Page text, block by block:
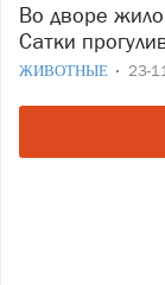
Во дворе жилого дома в Западном микрорайоне
Сатки
ЖИВОТНЫЕ 23-